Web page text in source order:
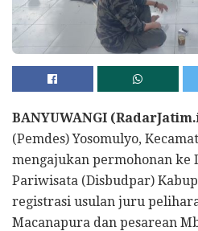
BANYUWANGI
(Pemdes) Yosomulyo,
mengajukan permohonan ke
Pariwisata (Disbudpar)
registrasi usulan juru
Macanapura dan pesarean